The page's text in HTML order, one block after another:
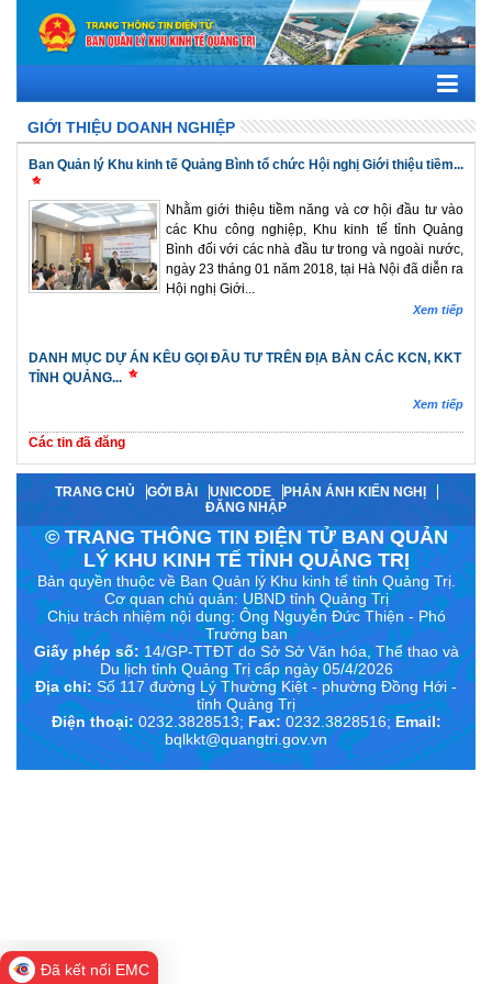
GIỚI THIỆU DOANH NGHIỆP
Ban Quản lý Khu kinh tế Quảng Bình tổ chức Hội nghị Giới thiệu tiềm...
Nhằm giới thiệu tiềm năng và cơ hội đầu tư vào
các Khu công nghiệp, Khu kinh tế tỉnh Quảng
Bình đối với các nhà đầu tư trong và ngoài nước,
ngày 23 tháng 01 năm 2018, tại Hà Nội đã diễn ra
Hội nghị Giới...
Xem tiếp
DANH MỤC DỰ ÁN KÊU GỌI ĐẦU TƯ TRÊN ĐỊA BÀN CÁC KCN, KKT
TỈNH QUẢNG...
Xem tiếp
Các tin đã đăng
TRANG CHỦ GỞI BÀI UNICODE
PHẢN ÁNH KIẾN NGHỊ
ĐĂNG NHẬP
© TRANG THÔNG TIN ĐIỆN TỬ BAN QUẢN
LÝ KHU KINH TẾ TỈNH QUẢNG TRỊ
Bản quyền thuộc về Ban Quản lý Khu kinh tế tỉnh Quảng Trị.
Cơ quan chủ quản: UBND tỉnh Quảng Trị
Chịu trách nhiệm nội dung:Ông Nguyễn Đức Thiện - Phó
Trưởng ban
Giấy phép số:14/GP-TTĐT do Sở Sở Văn hóa, Thể thao và
Du lịch tỉnh Quảng Trị cấp ngày 05/4/2026
Địa chỉ:Số 117 đường Lý Thường Kiệt - phường Đồng Hới -
tỉnh Quảng Trị
Điện thoại:0232.3828513;Fax:0232.3828516;Email:
bqlkkt@quangtri.gov.vn
Đã kết nối EMC